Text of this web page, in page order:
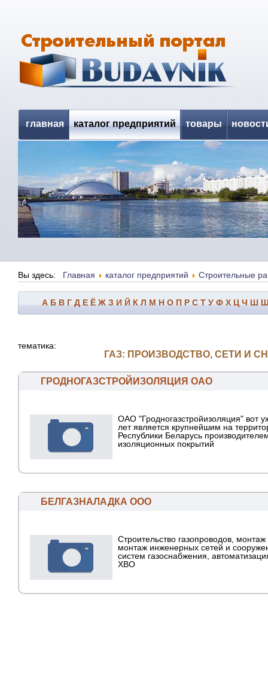
главная каталог предприятий товары
Вы здесь: Главная каталог предприятий Строительные
А Б В Г Д Е Ё Ж З И Й К Л М Н О П Р С Т У Ф Х Ц Ч Ш
тематика:
ГАЗ: ПРОИЗВОДСТВО, СЕТИ И
ГРОДНОГАЗСТРОЙИЗОЛЯЦИЯ ОАО
ОАО "Гродногазстройизоляция" вот
лет является крупнейшим на
Республики Беларусь
изоляционных покрытий
БЕЛГАЗНАЛАДКА ООО
Строительство газопроводов,
монтаж инженерных сетей и
систем газоснабжения,
ХВО